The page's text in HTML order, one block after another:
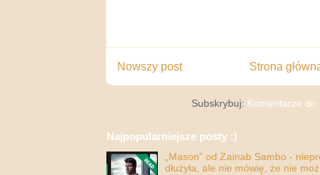
Nowszy post Strona
Subskrybuj: Komentarze do
Najpopularniejsze posty :)
„Mason” od Zainab Sambo -
dłużyła, ale nie mówię, że nie